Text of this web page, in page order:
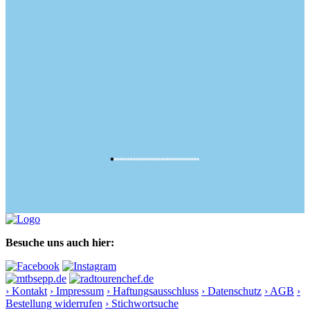
Besuche uns auch hier:
› Kontakt › Impressum › Haftungsausschluss › Datenschutz › AGB ›
Bestellung widerrufen › Stichwortsuche